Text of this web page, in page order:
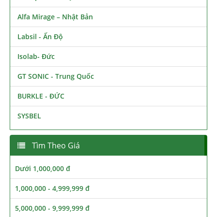
Alfa Mirage – Nhật Bản
Labsil - Ấn Độ
Isolab- Đức
GT SONIC - Trung Quốc
BURKLE - ĐỨC
SYSBEL
Tìm Theo Giá
Dưới 1,000,000 đ
1,000,000 - 4,999,999 đ
5,000,000 - 9,999,999 đ